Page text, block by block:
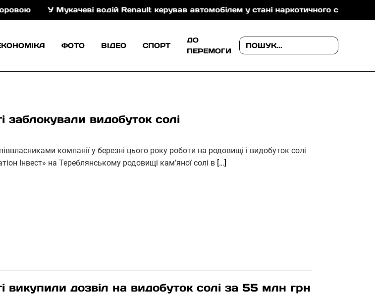
У Мукачеві водій Renault керував автомобілем у стані наркотичного сп’яніння
ФОТО ВІДЕО СПОРТ
ДО
ПЕРЕМОГИ
заблокували видобуток солі
компанії у березні цього року роботи на родовищі і видобуток солі
Інвест» на Тереблянському родовищі камʼяної солі в […]
викупили дозвіл на видобуток солі за 55 млн грн